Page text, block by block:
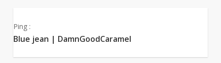
Ping :
Blue jean | DamnGoodCaramel